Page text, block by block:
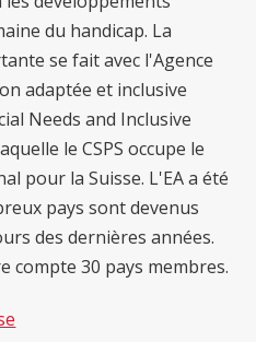
du handicap. La
se fait avec l'Agence
adaptée et inclusive
Needs and Inclusive
le CSPS occupe le
pour la Suisse. L'EA a été
pays sont devenus
des dernières années.
compte 30 pays membres.